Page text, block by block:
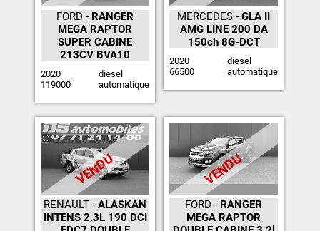
FORD - RANGER
MEGA RAPTOR
SUPER CABINE
213CV BVA10
2020
119000
diesel
automatique
MERCEDES - GLA II
AMG LINE 200 DA
150ch 8G-DCT
2020
66500
diesel
automatique
VENDU
RENAULT - ALASKAN
INTENS 2.3L 190 DCI
VENDU
FORD - RANGER
MEGA RAPTOR